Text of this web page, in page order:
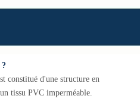
?
constitué d'une structure en
tissu PVC imperméable.